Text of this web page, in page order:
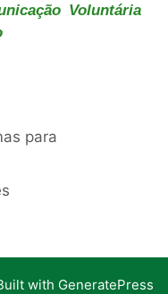
Voluntária
para
with GeneratePress